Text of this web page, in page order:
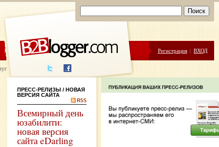
ЦЕНЫ ПОМОЩЬ Регистрация | ВХОД
написания
ПРЕСС-РЕЛИЗЫ / НОВАЯ
ВЕРСИЯ САЙТА
Всемирный день
юзабилити:
новая версия
сайта eDarling